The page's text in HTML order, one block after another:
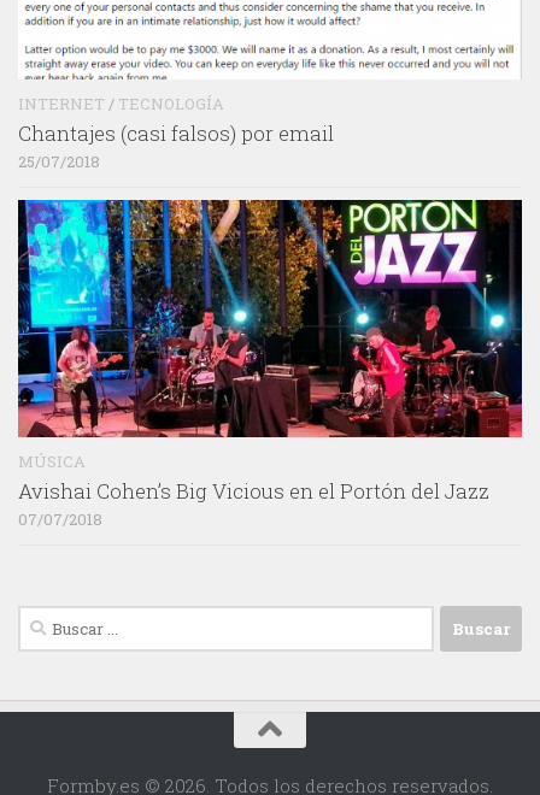
INTERNET / TECNOLOGÍA
Chantajes (casi falsos) por email
25/07/2018
MÚSICA
Avishai Cohen’s Big Vicious en el Portón del Jazz
07/07/2018
Buscar:
Formby.es © 2026. Todos los derechos reservados.